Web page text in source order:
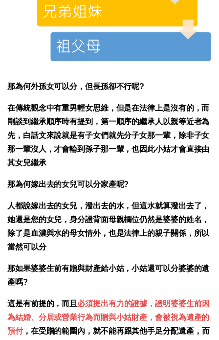
那為何外孫女可以分，但長孫卻不行呢?
在傳統觀念中有重男輕女思維，但是在法律上是沒有的，而
剛談到繼承順序時有提到，第一順序的繼承人以親等近者為
先，白話文來說就是有子女們就先分子女那一輩，除非子女
那一輩沒人，才會輪到孫子那一輩，也因此小姑才會直接由
其女兒繼承
那為何嫁出去的女兒可以分家產呢?
人都說嫁出去的女兒，潑出去的水，但這水就算潑出去了，
她還是您的女兒，身分證背面母親欄位仍然是婆婆的姓名，
除了是血濃與水的母女情外，也是法律上的親子關係，所以
當然可以分
那如果婆婆生前有贈與財產給小姑，小姑還可以分婆婆的遺
產嗎?
這是有前提的，而且 必須提出有力的證據，證明婆婆生前因
為結婚、分居或營業行為而贈與小姑財產，會被視為遺產的
預付，在受贈的範圍內，就不能再跟其他手足分配遺產，而